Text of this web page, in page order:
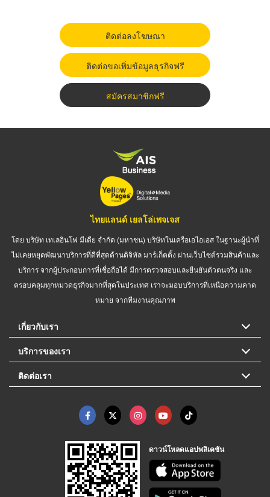
ติดต่อลงโฆษณา
ติดต่อขอเพิ่มข้อมูลธุรกิจฟรี
สมัครสมาชิกฟรี
ไทยแลนด์ เยลโล่เพจเจส
โดย บริษัท เทเลอินโฟ มีเดีย จำกัด (มหาชน) บริษัทในเครือเอไอเอส ในฐานะผู้นำที่
ไม่เคยหยุดพัฒนาบริการที่ดีที่สุดด้านดิจิทัล มาร์เก็ตติ้ง ผ่านเว็บไซต์รวมสินค้าและ
บริการ จากผู้ประกอบการที่เชื่อถือได้ มีการตรวจสอบและยืนยันตัวตนจริง และ
ครอบคลุมทุกหมวดธุรกิจมากที่สุดในประเทศ เราจะมอบบริการที่เหนือความคาด
หมาย จากทีมงานคุณภาพ
เกี่ยวกับเรา
บริการของเรา
ติดต่อเรา
ดาวน์โหลดแอปพลิเคชัน